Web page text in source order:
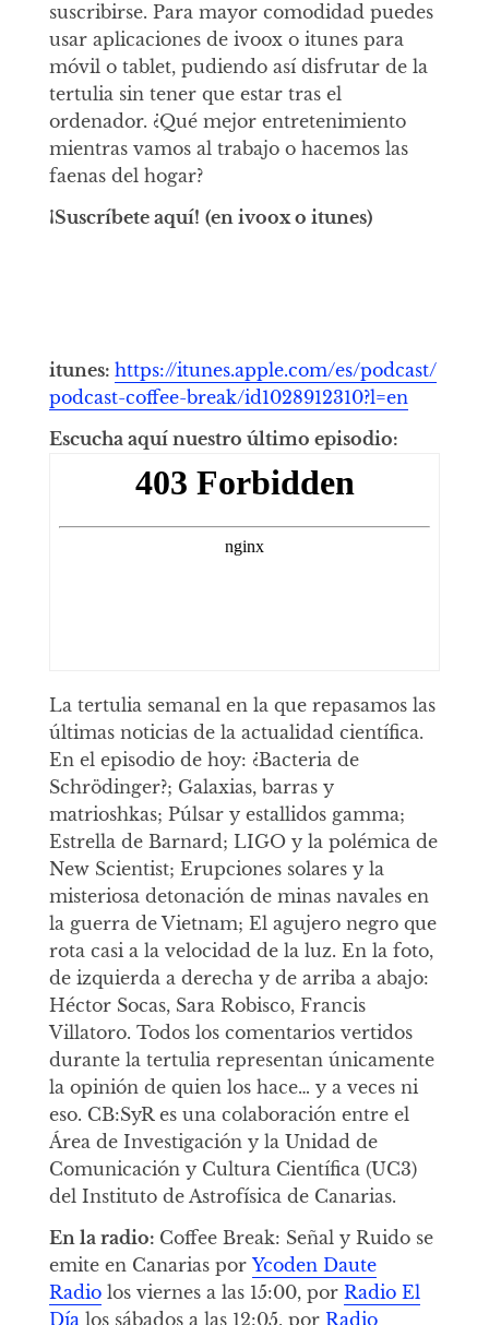
suscribirse. Para mayor comodidad puedes
usar aplicaciones de ivoox o itunes para
móvil o tablet, pudiendo así disfrutar de la
tertulia sin tener que estar tras el
ordenador. ¿Qué mejor entretenimiento
mientras vamos al trabajo o hacemos las
faenas del hogar?
¡Suscríbete aquí! (en ivoox o itunes)
itunes: https://itunes.apple.com/es/podcast/
podcast-coffee-break/id1028912310?l=en
Escucha aquí nuestro último episodio:
La tertulia semanal en la que repasamos las
últimas noticias de la actualidad científica.
En el episodio de hoy: ¿Bacteria de
Schrödinger?; Galaxias, barras y
matrioshkas; Púlsar y estallidos gamma;
Estrella de Barnard; LIGO y la polémica de
New Scientist; Erupciones solares y la
misteriosa detonación de minas navales en
la guerra de Vietnam; El agujero negro que
rota casi a la velocidad de la luz. En la foto,
de izquierda a derecha y de arriba a abajo:
Héctor Socas, Sara Robisco, Francis
Villatoro. Todos los comentarios vertidos
durante la tertulia representan únicamente
la opinión de quien los hace… y a veces ni
eso. CB:SyR es una colaboración entre el
Área de Investigación y la Unidad de
Comunicación y Cultura Científica (UC3)
del Instituto de Astrofísica de Canarias.
En la radio: Coffee Break: Señal y Ruido se
emite en Canarias por Ycoden Daute
Radiolos viernes a las 15:00, por Radio El
Día los sábados a las 12:05, por Radio